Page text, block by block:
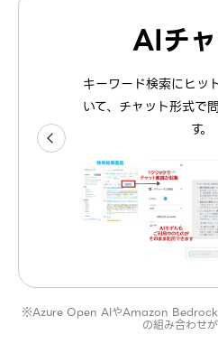
AIチ
キーワード検索にヒッ
いて、チャット形式で
す。
文書
検索結果画面にて、文
要約しま
※Azure Open AIやAmazon Bedrock
の組み合わせ